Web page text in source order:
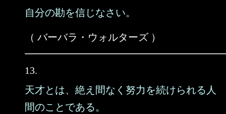
自分の勘を信じなさい。
（ バーバラ・ウォルターズ ）
13.
天才とは、絶え間なく努力を続けられる人
間のことである。